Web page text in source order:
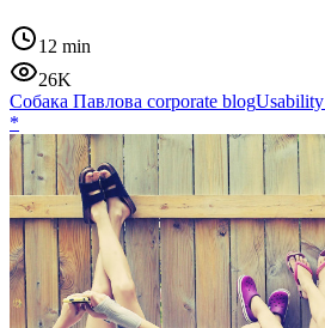
12 min
26K
Собака Павлова corporate blogUsability
*